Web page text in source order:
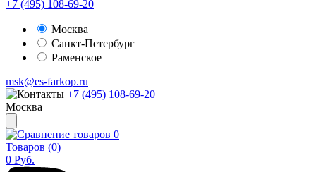
+7 (495) 108-69-20
Москва
Санкт-Петербург
Раменское
msk@es-farkop.ru
+7 (495) 108-69-20
Москва
0
Товаров (0)
0 Руб.